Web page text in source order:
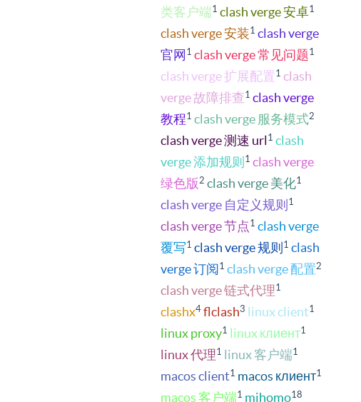
类客户端1 clash verge 安卓1
clash verge 安装1 clash verge
官网 1 clash verge 常见问题1
clash verge 扩展配置1 clash
verge 故障排查1 clash verge
教程1 clash verge 服务模式2
clash verge 测速 url 1 clash
verge 添加规则 1 clash verge
绿色版 2 clash verge 美化1
clash verge 自定义规则 1
clash verge 节点 1 clash verge
覆写1 clash verge 规则 1 clash
verge 订阅1 clash verge 配置2
clash verge 链式代理1
clashx4 flclash3 linux client1
linux proxy1 linux клиент1
linux 代理1 linux 客户端1
macos client1 macos клиент1
macos 客户端1 mihomo18